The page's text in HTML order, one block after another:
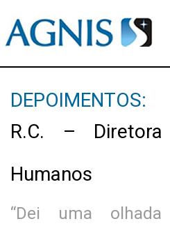
DEPOIMENTOS:
R.C. –
Humanos
“Dei uma